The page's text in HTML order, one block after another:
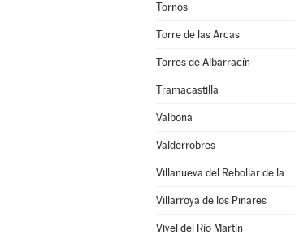
Tornos
Torre de las Arcas
Torres de Albarracín
Tramacastilla
Valbona
Valderrobres
Villanueva del Rebollar de la Sierra
Villarroya de los Pinares
Vivel del Río Martín